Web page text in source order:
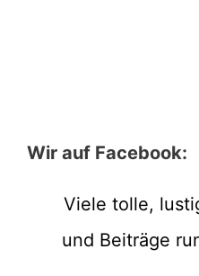
Wir auf Facebook:
Viele tolle,
und Beiträge